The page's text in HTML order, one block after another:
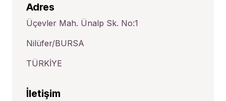
Adres
Üçevler Mah. Ünalp Sk. No:1
Nilüfer/BURSA
TÜRKİYE
İletişim